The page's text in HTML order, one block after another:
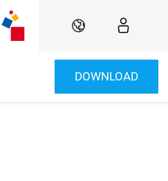
DE
DOWNLOAD